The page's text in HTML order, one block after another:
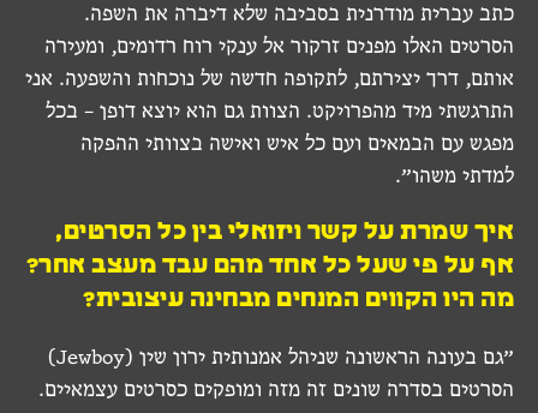
כתב עברית מודרנית בסביבה שלא דיברה את השפה.
הסרטים האלו מפנים זרקור אל ענקי רוח רדומים, ומעירה
אותם, דרך יצירתם, לתקופה חדשה של נוכחות והשפעה. אני
התרגשתי מיד מהפרויקט. הצוות גם הוא יוצא דופן – בכל
מפגש עם הבמאים ועם כל איש ואישה בצוותי ההפקה
למדתי משהו״.
איך שמרת על קשר ויזואלי בין כל הסרטים,
אף על פי שעל כל אחד מהם עבד מעצב אחר?
מה היו הקווים המנחים מבחינה עיצובית?
״גם בעונה הראשונה שניהל אמנותית ירון שין (Jewboy)
הסרטים בסדרה שונים זה מזה ומופקים כסרטים עצמאיים.